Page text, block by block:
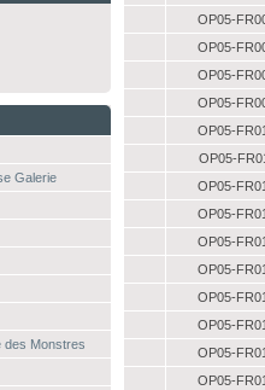
Galerie
des Monstres
OP05-
OP05-
OP05-
OP05-
OP05-
OP05-
OP05-
OP05-
OP05-
OP05-
OP05-
OP05-
OP05-
OP05-